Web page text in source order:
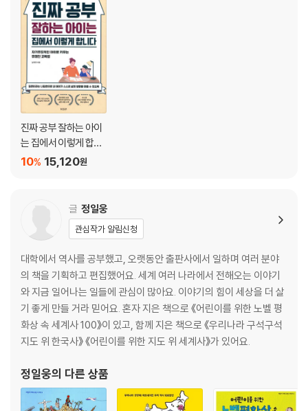
명예를 위해 가족을 죽인다고요? 87
여성이라는 이유로 차별을 받는다고요? 90
생리가 부끄러운 거라고요? 93
여자는 운전하면 안 된다고요? 96
‘달리트’라는 이유로 차별받는 사람들 100
ㆍ 4부 경제
착한 소비, 나쁜 소비가 있다고요? 106
우리는 99%다! 109
여행하는 사람만 행복하면 되나요? 112
스마트폰이 사람을 죽인다고요? 121
먹을 것이 없어 굶주리는 게 아니라고요? 124
죽음을 기다리게 만드는 빈곤 128
ㆍ 5부 민족과 인종
티베트에 자유를! 134
우리는 중국 사람이 아니에요! 137
백인을 위한 나라를 만든다고요? 140
민족과 종교가 다른데 하나의 나라라고요? 143
쿠르드족은 한 번도 나라를 가져본 적이 없다고요? 149
난민을 거부하기만 하면 될까요? 152
흑인이면 범죄자일 가능성이 크다고요? 155
진짜 공부 잘하는 아이
는 집에서 이렇게 합니
다
15,120원
10%
글 정일웅
관심작가 알림신청
대학에서 역사를 공부했고, 오랫동안 출판사에서 일하며 여러 분야
의 책을 기획하고 편집했어요. 세계 여러 나라에서 전해오는 이야기
와 지금 일어나는 일들에 관심이 많아요. 이야기의 힘이 세상을 더 살
기 좋게 만들 거라 믿어요. 혼자 지은 책으로 《어린이를 위한 노벨 평
화상 속 세계사 100》이 있고, 함께 지은 책으로 《우리나라 구석구석
지도 위 한국사》 《어린이를 위한 지도 위 세계사》가 있어요.
정일웅의 다른 상품